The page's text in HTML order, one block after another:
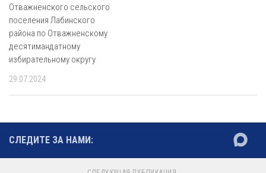
Отважненского сельского
поселения Лабинского
района по Отважненскому
десятимандатному
избирательному округу
29.07.2024
СЛЕДИТЕ ЗА НАМИ: